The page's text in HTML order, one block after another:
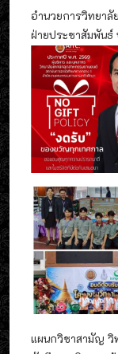
อำนวยการวิทยาลั
ฝ่ายประชาสัมพันธ์
แผนกวิชาสามัญ วิ